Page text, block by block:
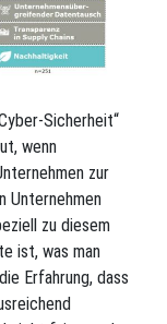
Sicherheit“
wenn
zur
Unternehmen
zu diesem
ist, was man
Erfahrung, dass